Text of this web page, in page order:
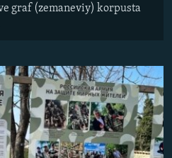
graf (zemaneviy) korpusta